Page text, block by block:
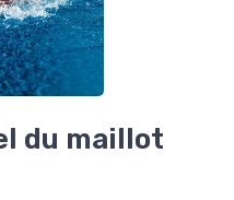
du maillot